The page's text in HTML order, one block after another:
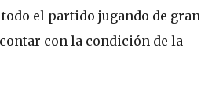
el partido jugando de gran
con la condición de la